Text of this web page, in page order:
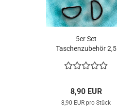
5er Set
Taschenzubehör 2,5
8,90 EUR
8,90 EUR pro Stück